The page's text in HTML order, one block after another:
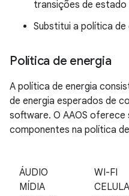
transições de estado
Substitui a política
Política de energia
A política de energia
de energia esperados de
software. O AAOS oferece
componentes na política
ÁUDIO
MÍDIA
WI-FI